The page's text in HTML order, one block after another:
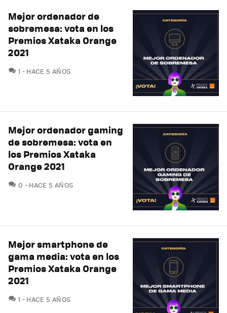
Mejor ordenador de
sobremesa: vota en los
Premios Xataka Orange
2021
1 COMENTARIOS
HACE 5 AÑOS
Mejor ordenador gaming
de sobremesa: vota en
los Premios Xataka
Orange 2021
0 COMENTARIOS
HACE 5 AÑOS
Mejor smartphone de
gama media: vota en los
Premios Xataka Orange
2021
1 COMENTARIOS
HACE 5 AÑOS